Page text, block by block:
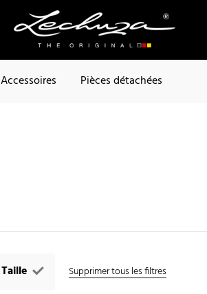
Accessoires Pièces détachées
Taille Supprimer tous les filtres